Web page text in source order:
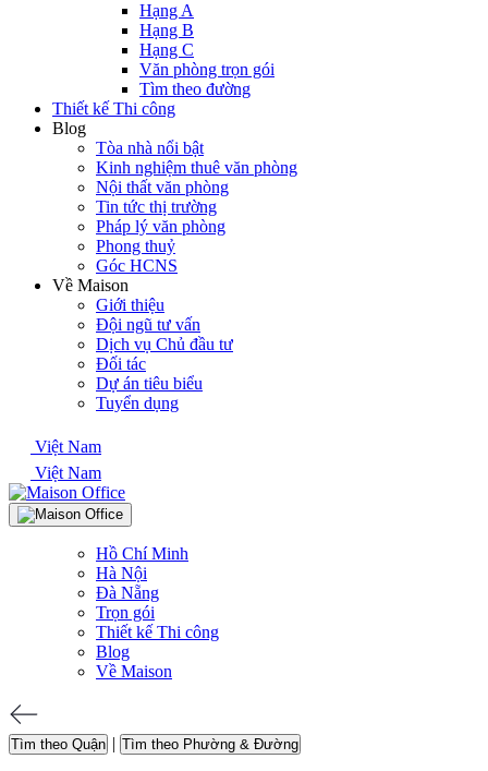
Hạng A
Hạng B
Hạng C
Văn phòng trọn gói
Tìm theo đường
Thiết kế Thi công
Blog
Tòa nhà nổi bật
Kinh nghiệm thuê văn phòng
Nội thất văn phòng
Tin tức thị trường
Pháp lý văn phòng
Phong thuỷ
Góc HCNS
Về Maison
Giới thiệu
Đội ngũ tư vấn
Dịch vụ Chủ đầu tư
Đối tác
Dự án tiêu biểu
Tuyển dụng
Việt Nam
Việt Nam
Hồ Chí Minh
Hà Nội
Đà Nẵng
Trọn gói
Thiết kế Thi công
Blog
Về Maison
Tìm theo Quận | Tìm theo Phường & Đường